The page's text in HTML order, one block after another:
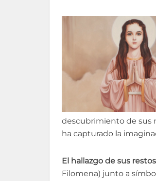
descubrimiento de sus
ha capturado la
El hallazgo de sus restos
Filomena) junto a